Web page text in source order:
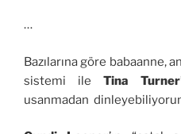
…
Bazılarına göre babaanne,
sistemi ile Tina Turner
usanmadan